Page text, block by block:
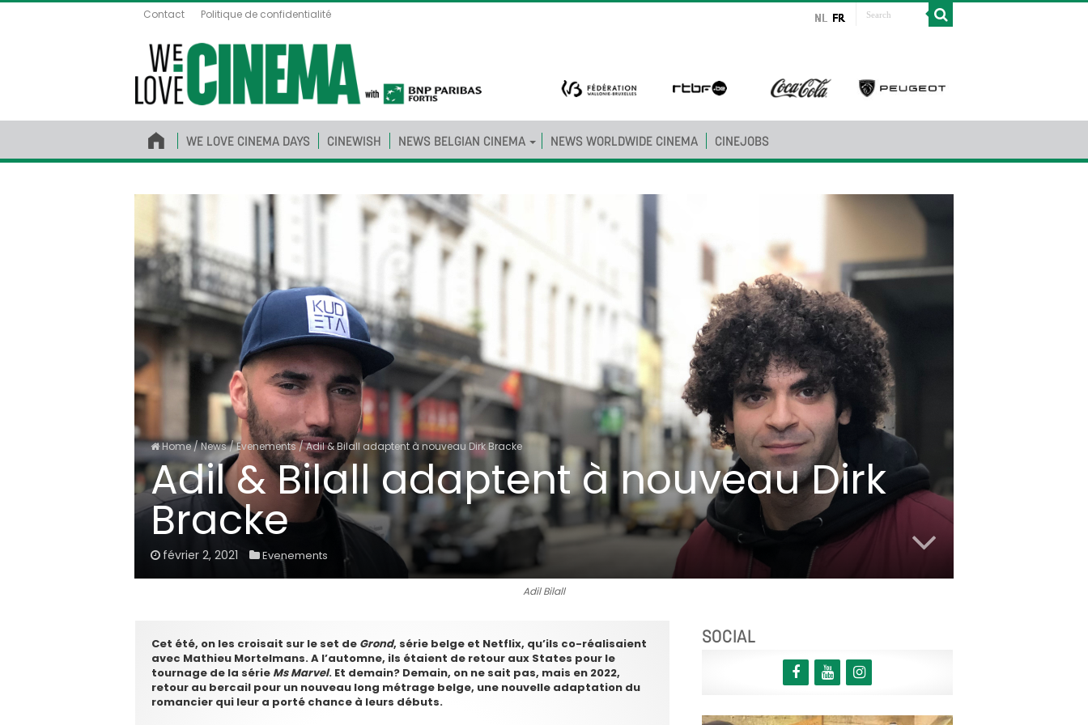
Contact Politique de confidentialité
WE LOVE CINEMA DAYS CINEWISH NEWS BELGIAN CINEMA NEWS WORLDWIDE CINEMA CINEJOBS
Home/News/Evenements/Adil & Bilall adaptent à nouveau Dirk Bracke
Adil & Bilall adaptent à nouveau Dirk
Bracke
février 2, 2021 Evenements
Adil Bilall
Cet été, on les croisait sur le set de Grond, série belge et Netflix, qu’ils co-réalisaient
avec Mathieu Mortelmans. A l’automne, ils étaient de retour aux States pour le
tournage de la série Ms Marvel. Et demain? Demain, on ne sait pas, mais en 2022,
retour au bercail pour un nouveau long métrage belge, une nouvelle adaptation du
romancier qui leur a porté chance à leurs débuts.
SOCIAL